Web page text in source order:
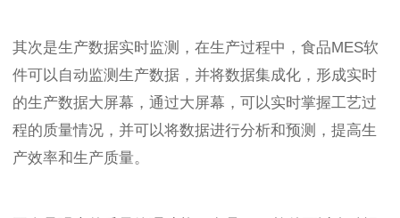
其次是生产数据实时监测，在生产过程中，食品MES软
件可以自动监测生产数据，并将数据集成化，形成实时
的生产数据大屏幕，通过大屏幕，可以实时掌握工艺过
程的质量情况，并可以将数据进行分析和预测，提高生
产效率和生产质量。